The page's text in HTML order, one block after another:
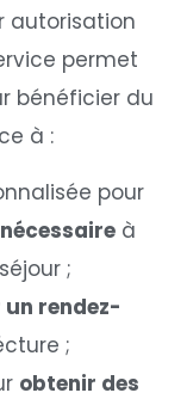
autorisation
permet
bénéficier du
à :
pour
à
;
rendez-
;
obtenir des